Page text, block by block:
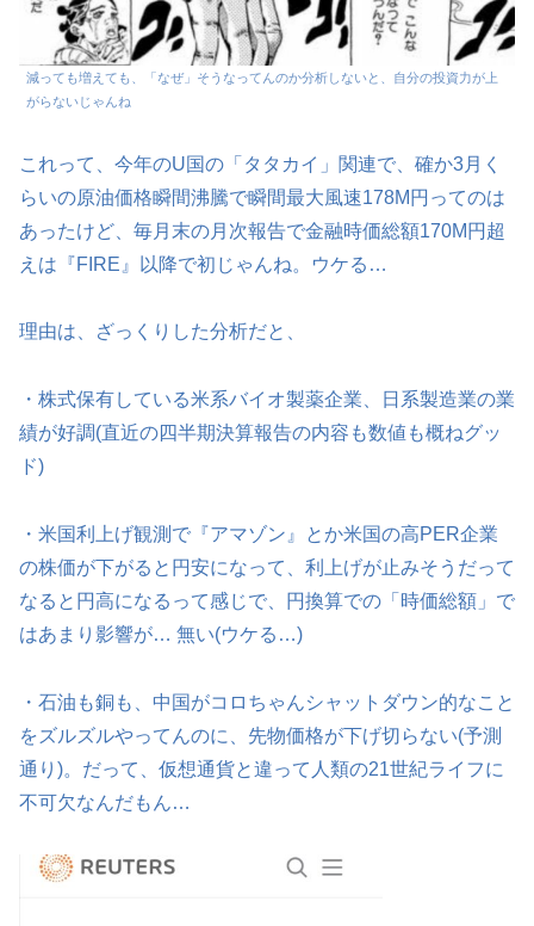
減っても増えても、「なぜ」そうなってんのか分析しないと、自分の投資力が上
がらないじゃんね
これって、今年のU国の「タタカイ」関連で、確か3月く
らいの原油価格瞬間沸騰で瞬間最大風速178M円ってのは
あったけど、毎月末の月次報告で金融時価総額170M円超
えは『FIRE』以降で初じゃんね。ウケる…
理由は、ざっくりした分析だと、
・株式保有している米系バイオ製薬企業、日系製造業の業
績が好調(直近の四半期決算報告の内容も数値も概ねグッ
ド)
・米国利上げ観測で『アマゾン』とか米国の高PER企業
の株価が下がると円安になって、利上げが止みそうだって
なると円高になるって感じで、円換算での「時価総額」で
はあまり影響が… 無い(ウケる…)
・石油も銅も、中国がコロちゃんシャットダウン的なこと
をズルズルやってんのに、先物価格が下げ切らない(予測
通り)。だって、仮想通貨と違って人類の21世紀ライフに
不可欠なんだもん…